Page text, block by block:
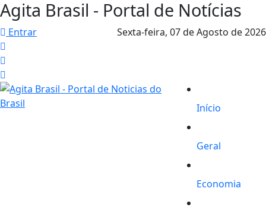
Agita Brasil - Portal de Notícias
Entrar Sexta-feira, 07 de Agosto de 2026
Início
Geral
Economia